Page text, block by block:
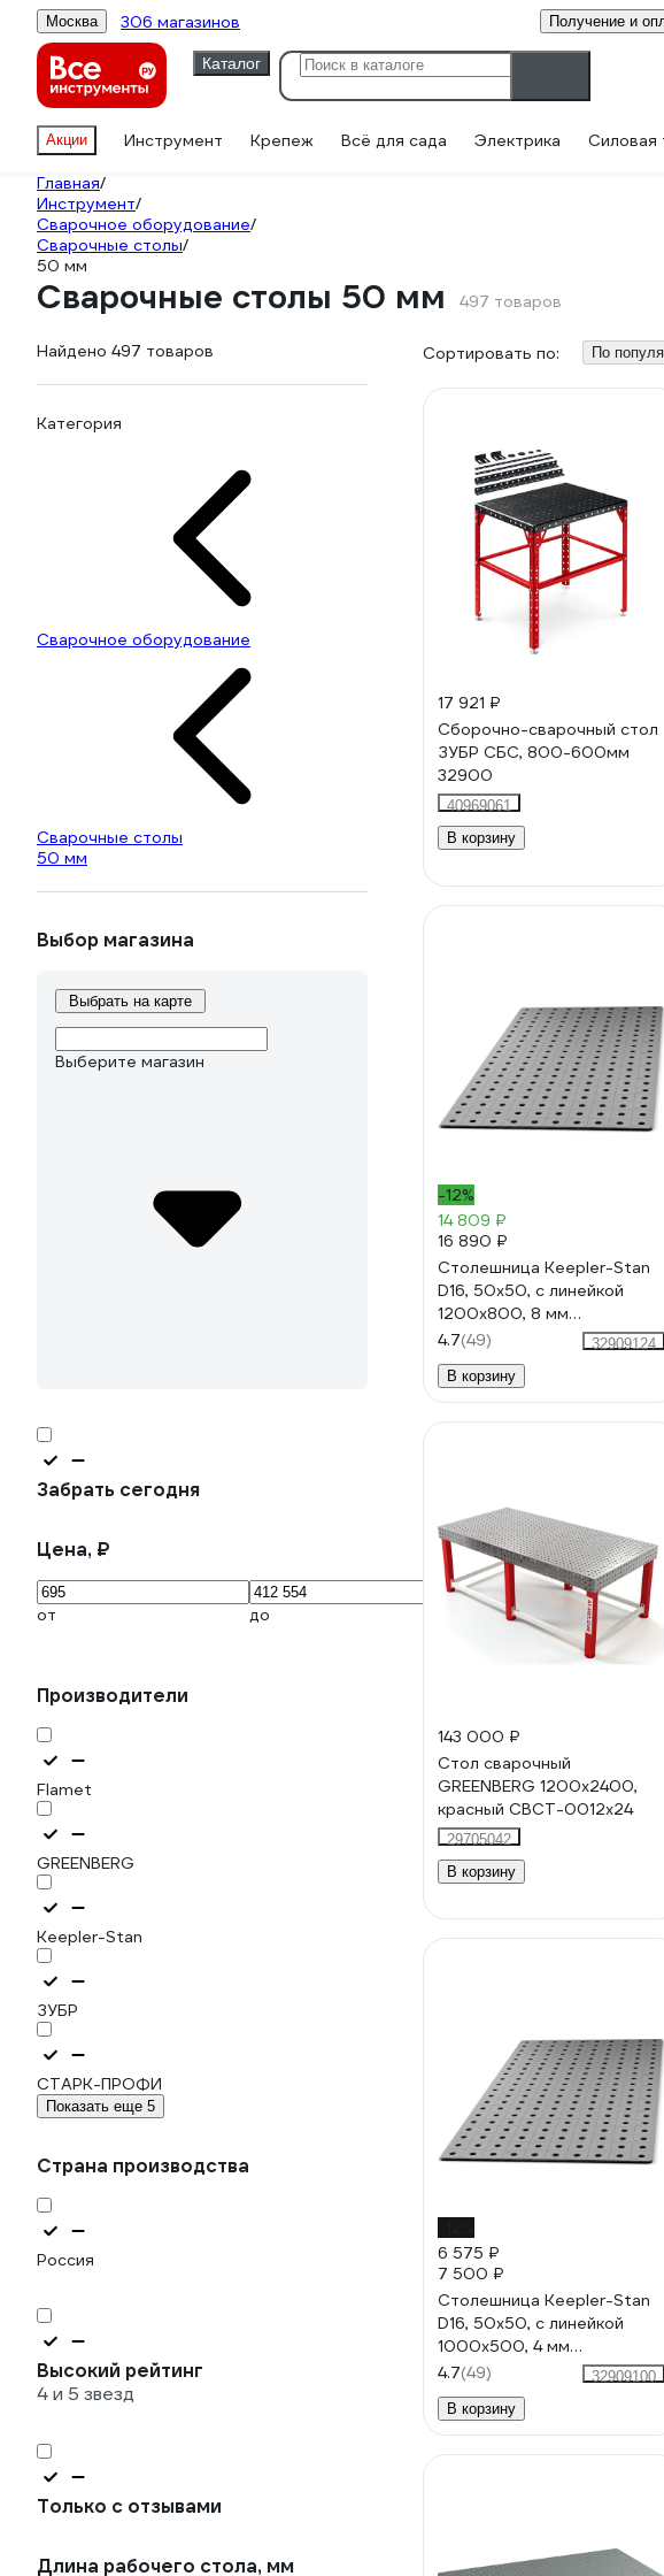
Москва 306 магазинов Получение и
Каталог
Акции Инструмент Крепеж Всё для сада Электрика Силовая
Главная/
Инструмент/
Сварочное оборудование/
Сварочные столы/
50 мм
Сварочные столы 50 мм 497 товаров
Найдено 497 товаров
Категория
Сварочное оборудование
Сварочные столы
50 мм
Выбор магазина
Выбрать на карте
Выберите магазин
Забрать сегодня
Цена, ₽
от до
Производители
Flamet
GREENBERG
Keepler-Stan
ЗУБР
СТАРК-ПРОФИ
Показать еще 5
Страна производства
Россия
Высокий рейтинг
4 и 5 звезд
Только с отзывами
Длина рабочего стола, мм
Сортировать по: По
17 921 ₽
Сборочно-сварочный стол
ЗУБР СБС, 800-600мм
32900
40969061
В корзину
-12%
14 809 ₽
16 890 ₽
Столешница Keepler-Stan
D16, 50x50, с линейкой
1200x800, 8 мм
УФ-00018085
4.7(49)
32909124
В корзину
143 000 ₽
Стол сварочный
GREENBERG 1200x2400,
красный CBCT-0012х24
29705042
В корзину
6 575 ₽
7 500 ₽
Столешница Keepler-Stan
D16, 50x50, с линейкой
1000x500, 4 мм
УФ-00018078
4.7(49)
32909100
В корзину